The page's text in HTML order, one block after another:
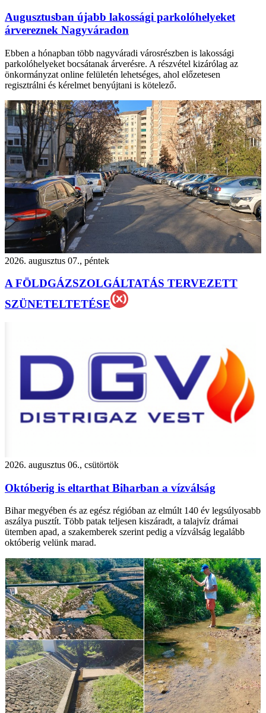
Augusztusban újabb lakossági parkolóhelyeket
árvereznek Nagyváradon
Ebben a hónapban több nagyváradi városrészben is lakossági
parkolóhelyeket bocsátanak árverésre. A részvétel kizárólag az
önkormányzat online felületén lehetséges, ahol előzetesen
regisztrálni és kérelmet benyújtani is kötelező.
2026. augusztus 07., péntek
A FÖLDGÁZSZOLGÁLTATÁS TERVEZETT
SZÜNETELTETÉSE
2026. augusztus 06., csütörtök
Októberig is eltarthat Biharban a vízválság
Bihar megyében és az egész régióban az elmúlt 140 év legsúlyosabb
aszálya pusztít. Több patak teljesen kiszáradt, a talajvíz drámai
ütemben apad, a szakemberek szerint pedig a vízválság legalább
októberig velünk marad.